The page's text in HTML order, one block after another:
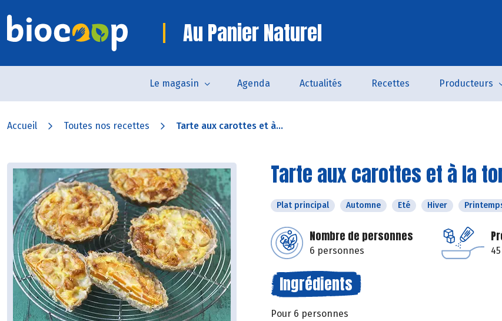
Au Panier Naturel
Le magasin Agenda Actualités Recettes Producteurs
Accueil Toutes nos recettes Tarte aux carottes et à...
Tarte aux carottes et à la
Plat principal Automne Eté Hiver
Nombre de personnes
6 personnes
Ingrédients
Pour 6 personnes